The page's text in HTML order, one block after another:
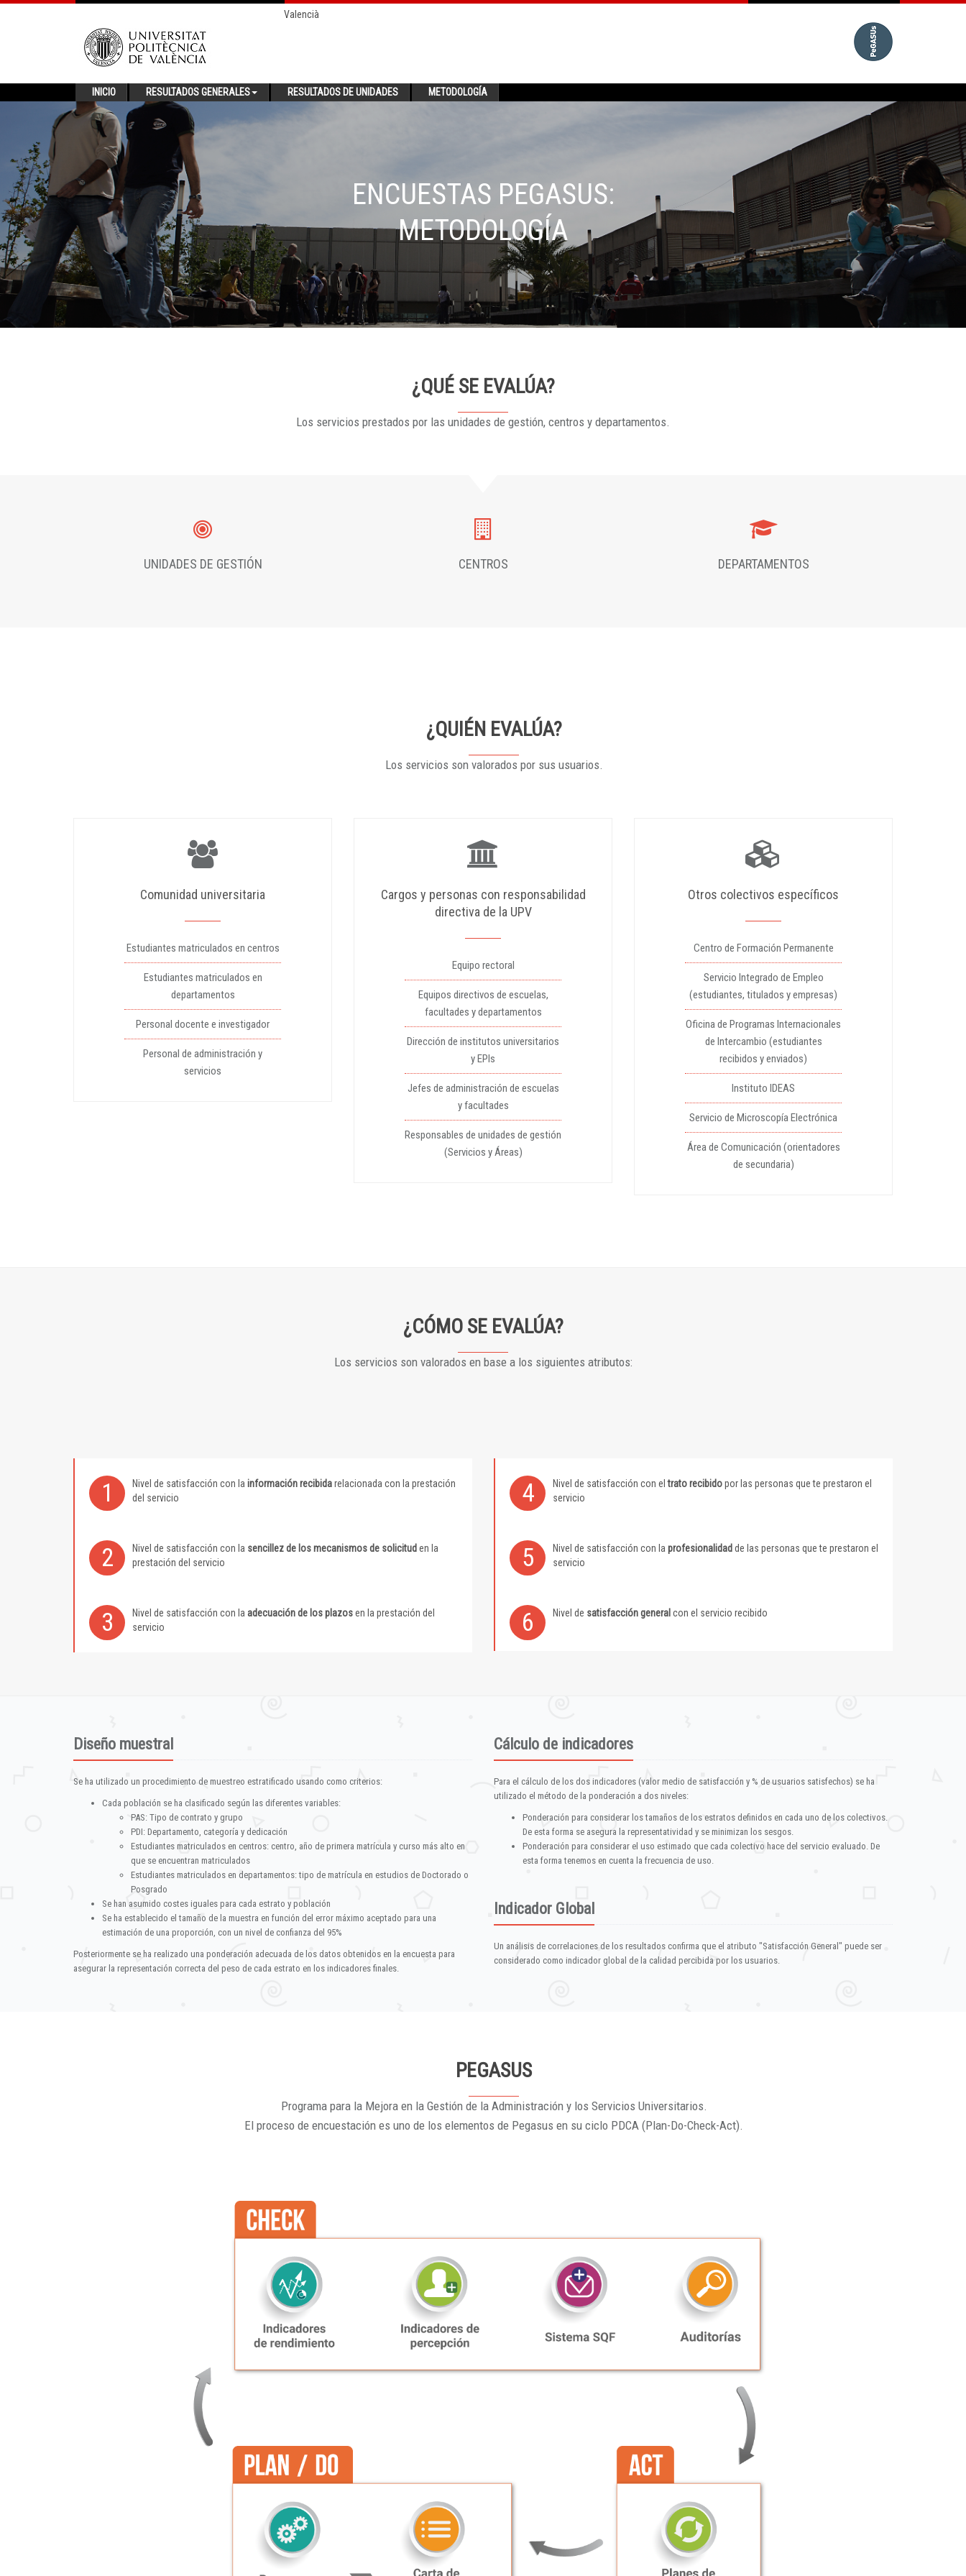
Valencià
INICIO RESULTADOS GENERALES RESULTADOS DE UNIDADES METODOLOGÍA
ENCUESTAS PEGASUS:
METODOLOGÍA
¿QUÉ SE EVALÚA?
Los servicios prestados por las unidades de gestión, centros y departamentos.
UNIDADES DE GESTIÓN CENTROS DEPARTAMENTOS
¿QUIÉN EVALÚA?
Los servicios son valorados por sus usuarios.
Comunidad universitaria
Estudiantes matriculados en centros
Estudiantes matriculados en
departamentos
Personal docente e investigador
Personal de administración y
servicios
Cargos y personas con responsabilidad
directiva de la UPV
Equipo rectoral
Equipos directivos de escuelas,
facultades y departamentos
Dirección de institutos universitarios
y EPIs
Jefes de administración de escuelas
y facultades
Responsables de unidades de gestión
(Servicios y Áreas)
Otros colectivos específicos
Centro de Formación Permanente
Servicio Integrado de Empleo
(estudiantes, titulados y empresas)
Oficina de Programas Internacionales
de Intercambio (estudiantes
recibidos y enviados)
Instituto IDEAS
Servicio de Microscopía Electrónica
Área de Comunicación (orientadores
de secundaria)
¿CÓMO SE EVALÚA?
Los servicios son valorados en base a los siguientes atributos:
1 Nivel de satisfacción con la información recibidarelacionada con la prestación
del servicio
4 Nivel de satisfacción con eltrato recibidopor las personas que te prestaron el
servicio
2 Nivel de satisfacción con la sencillez de los mecanismos de solicitud en la
prestación del servicio
5 Nivel de satisfacción con la profesionalidad de las personas que te prestaron el
servicio
3 Nivel de satisfacción con la adecuación de los plazosen la prestación del
servicio
6 Nivel de satisfacción general con el servicio recibido
Diseño muestral
Se ha utilizado un procedimiento de muestreo estratificado usando como criterios:
Cada población se ha clasificado según las diferentes variables:
PAS: Tipo de contrato y grupo
PDI: Departamento, categoría y dedicación
Estudiantes matriculados en centros: centro, año de primera matrícula y curso más alto en
que se encuentran matriculados
Estudiantes matriculados en departamentos: tipo de matrícula en estudios de Doctorado o
Posgrado
Se han asumido costes iguales para cada estrato y población
Se ha establecido el tamaño de la muestra en función del error máximo aceptado para una
estimación de una proporción, con un nivel de confianza del 95%
Posteriormente se ha realizado una ponderación adecuada de los datos obtenidos en la encuesta para
asegurar la representación correcta del peso de cada estrato en los indicadores finales.
Cálculo de indicadores
Para el cálculo de los dos indicadores (valor medio de satisfacción y % de usuarios satisfechos) se ha
utilizado el método de la ponderación a dos niveles:
Ponderación para considerar los tamaños de los estratos definidos en cada uno de los colectivos.
De esta forma se asegura la representatividad y se minimizan los sesgos.
Ponderación para considerar el uso estimado que cada colectivo hace del servicio evaluado. De
esta forma tenemos en cuenta la frecuencia de uso.
Indicador Global
Un análisis de correlaciones de los resultados confirma que el atributo "Satisfacción General" puede ser
considerado como indicador global de la calidad percibida por los usuarios.
PEGASUS
Programa para la Mejora en la Gestión de la Administración y los Servicios Universitarios.
El proceso de encuestación es uno de los elementos de Pegasus en su ciclo PDCA (Plan-Do-Check-Act).